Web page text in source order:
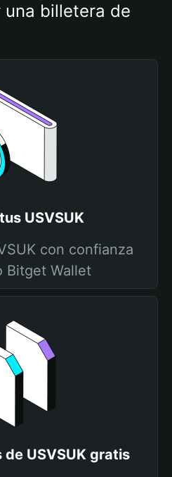
una billetera de
USVSUK
con confianza
Bitget Wallet
USVSUK gratis